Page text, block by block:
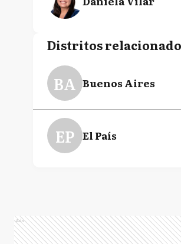
Distritos
BA Buenos Aires
EP El País
Ads